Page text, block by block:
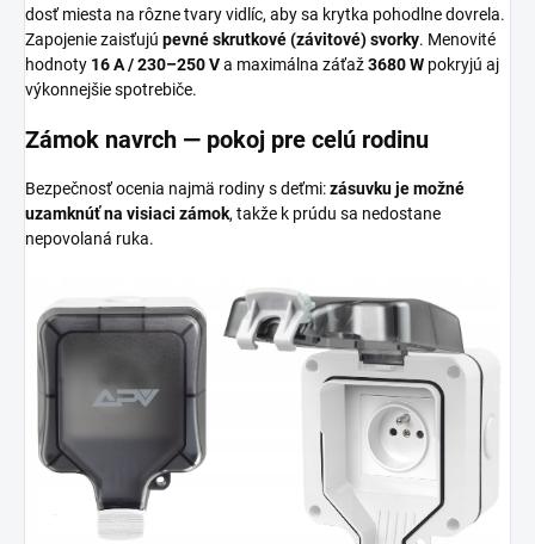
dosť miesta na rôzne tvary vidlíc, aby sa krytka pohodlne dovrela.
Zapojenie zaisťujú pevné skrutkové (závitové) svorky. Menovité
hodnoty 16 A / 230–250 Va maximálna záťaž3680 W pokryjú aj
výkonnejšie spotrebiče.
Zámok navrch — pokoj pre celú rodinu
Bezpečnosť ocenia najmä rodiny s deťmi:zásuvku je možné
uzamknúť na visiaci zámok, takže k prúdu sa nedostane
nepovolaná ruka.